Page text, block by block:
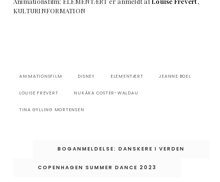
KULTURINFORMATION
ANIMATIONSFILM DISNEY ELEMENTÆRT JEANNE BOEL
LOUISE FREVERT NUKÂKA COSTER-WALDAU
TINA GYLLING MORTENSEN
Indlægsnavigation
BOGANMELDELSE: DANSKERE I VERDEN
COPENHAGEN SUMMER DANCE 2023